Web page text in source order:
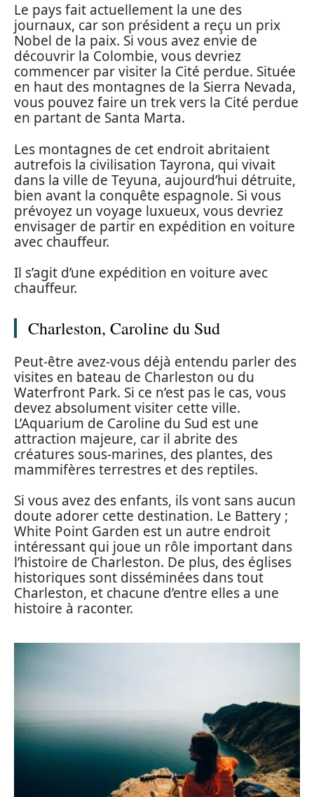
Le pays fait actuellement la une des
journaux, car son président a reçu un prix
Nobel de la paix. Si vous avez envie de
découvrir la Colombie, vous devriez
commencer par visiter la Cité perdue. Située
en haut des montagnes de la Sierra Nevada,
vous pouvez faire un trek vers la Cité perdue
en partant de Santa Marta.
Les montagnes de cet endroit abritaient
autrefois la civilisation Tayrona, qui vivait
dans la ville de Teyuna, aujourd’hui détruite,
bien avant la conquête espagnole. Si vous
prévoyez un voyage luxueux, vous devriez
envisager de partir en expédition en voiture
avec chauffeur.
Il s’agit d’une expédition en voiture avec
chauffeur.
Charleston, Caroline du Sud
Peut-être avez-vous déjà entendu parler des
visites en bateau de Charleston ou du
Waterfront Park. Si ce n’est pas le cas, vous
devez absolument visiter cette ville.
L’Aquarium de Caroline du Sud est une
attraction majeure, car il abrite des
créatures sous-marines, des plantes, des
mammifères terrestres et des reptiles.
Si vous avez des enfants, ils vont sans aucun
doute adorer cette destination. Le Battery ;
White Point Garden est un autre endroit
intéressant qui joue un rôle important dans
l’histoire de Charleston. De plus, des églises
historiques sont disséminées dans tout
Charleston, et chacune d’entre elles a une
histoire à raconter.